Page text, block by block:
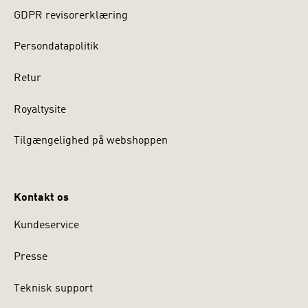
GDPR revisorerklæring
Persondatapolitik
Retur
Royaltysite
Tilgængelighed på webshoppen
Kontakt os
Kundeservice
Presse
Teknisk support